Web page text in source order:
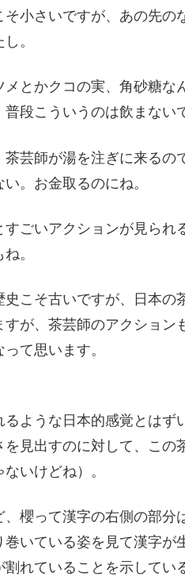
小さいですが、あの先の
。
メとかクコの実、角砂糖
段こういうのは飲まない
茶芸師が湯を注ぎに来る
。お金取るのにね。
ごいアクションが見られ
。
こそ古いですが、日本
すが、茶芸師のアクショ
て思います。
ような日本的感覚とは
を見出すのに対して、こ
いけどね）。
櫻って漢字の右側の部
いている姿を見て漢字が
れていることを示してい